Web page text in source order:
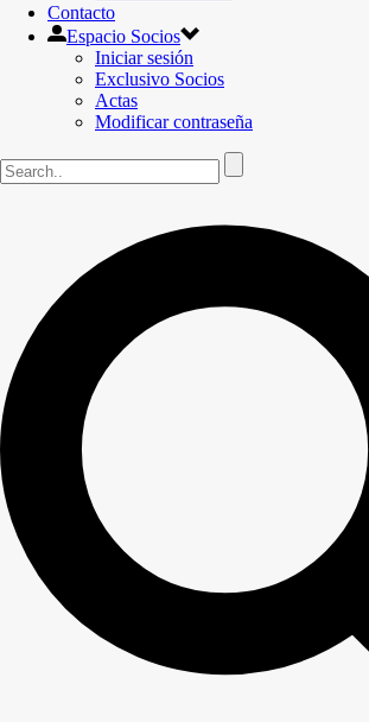
Contacto
Espacio Socios
Iniciar sesión
Exclusivo Socios
Actas
Modificar contraseña